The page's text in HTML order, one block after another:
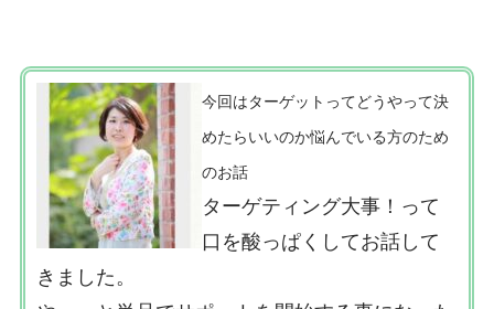
今回はターゲットってどうやって決
めたらいいのか悩んでいる方のため
のお話
ターゲティング大事！って
口を酸っぱくしてお話して
きました。